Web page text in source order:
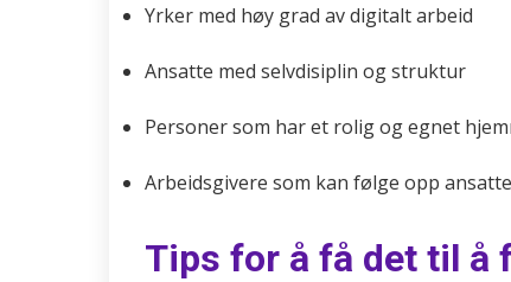
Yrker med høy grad av digitalt arbeid
Ansatte med selvdisiplin og struktur
Personer som har et rolig og egnet
Arbeidsgivere som kan følge opp
Tips for å få det til å